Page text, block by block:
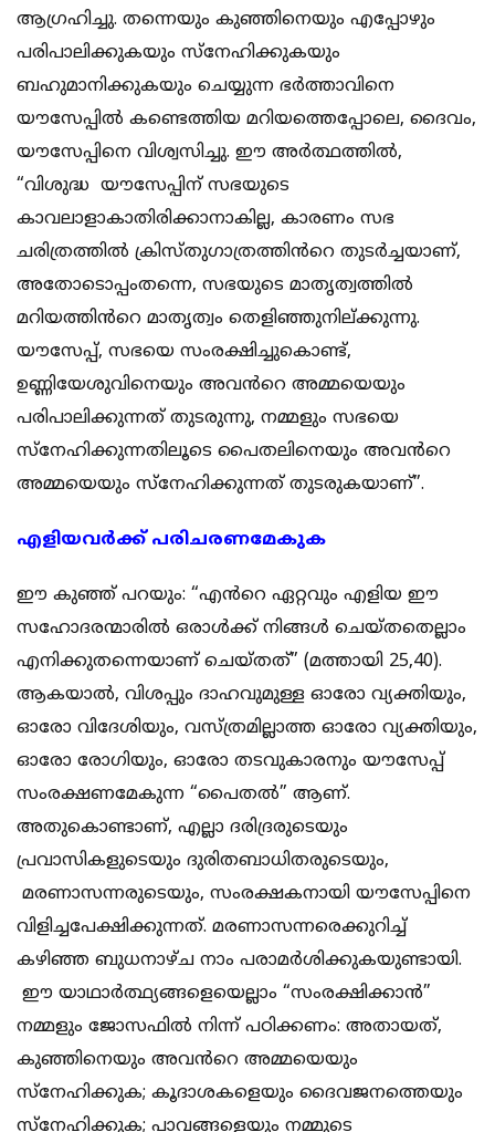
ആഗ്രഹിച്ചു. തന്നെയും കുഞ്ഞിനെയും എപ്പോഴും
പരിപാലിക്കുകയും സ്നേഹിക്കുകയും
ബഹുമാനിക്കുകയും ചെയ്യുന്ന ഭർത്താവിനെ
യൗസേപ്പിൽ കണ്ടെത്തിയ മറിയത്തെപ്പോലെ, ദൈവം,
യൗസേപ്പിനെ വിശ്വസിച്ചു. ഈ അർത്ഥത്തിൽ,
“വിശുദ്ധ യൗസേപ്പിന് സഭയുടെ
കാവലാളാകാതിരിക്കാനാകില്ല, കാരണം സഭ
ചരിത്രത്തിൽ ക്രിസ്തുഗാത്രത്തിൻറെ തുടർച്ചയാണ്,
അതോടൊപ്പംതന്നെ, സഭയുടെ മാതൃത്വത്തിൽ
മറിയത്തിൻറെ മാതൃത്വം തെളിഞ്ഞുനില്ക്കുന്നു.
യൗസേപ്പ്, സഭയെ സംരക്ഷിച്ചുകൊണ്ട്,
ഉണ്ണിയേശുവിനെയും അവൻറെ അമ്മയെയും
പരിപാലിക്കുന്നത് തുടരുന്നു, നമ്മളും സഭയെ
സ്നേഹിക്കുന്നതിലൂടെ പൈതലിനെയും അവൻറെ
അമ്മയെയും സ്നേഹിക്കുന്നത് തുടരുകയാണ്”.
എളിയവർക്ക് പരിചരണമേകുക
ഈ കുഞ്ഞ് പറയും: “എൻറെ ഏറ്റവും എളിയ ഈ
സഹോദരന്മാരിൽ ഒരാൾക്ക് നിങ്ങൾ ചെയ്തതെല്ലാം
എനിക്കുതന്നെയാണ് ചെയ്തത്” (മത്തായി 25,40).
ആകയാൽ, വിശപ്പും ദാഹവുമുള്ള ഓരോ വ്യക്തിയും,
ഓരോ വിദേശിയും, വസ്ത്രമില്ലാത്ത ഓരോ വ്യക്തിയും,
ഓരോ രോഗിയും, ഓരോ തടവുകാരനും യൗസേപ്പ്
സംരക്ഷണമേകുന്ന “പൈതൽ” ആണ്.
അതുകൊണ്ടാണ്, എല്ലാ ദരിദ്രരുടെയും
പ്രവാസികളുടെയും ദുരിതബാധിതരുടെയും,
മരണാസന്നരുടെയും, സംരക്ഷകനായി യൗസേപ്പിനെ
വിളിച്ചപേക്ഷിക്കുന്നത്. മരണാസന്നരെക്കുറിച്ച്
കഴിഞ്ഞ ബുധനാഴ്ച നാം പരാമർശിക്കുകയുണ്ടായി.
ഈ യാഥാർത്ഥ്യങ്ങളെയെല്ലാം “സംരക്ഷിക്കാൻ”
നമ്മളും ജോസഫിൽ നിന്ന് പഠിക്കണം: അതായത്,
കുഞ്ഞിനെയും അവൻറെ അമ്മയെയും
സ്നേഹിക്കുക; കൂദാശകളെയും ദൈവജനത്തെയും
സ്നേഹിക്കുക; പാവങ്ങളെയും നമ്മുടെ